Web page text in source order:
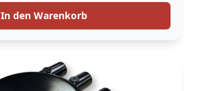
In den Warenkorb